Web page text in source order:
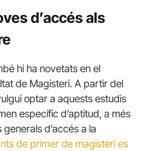
d’accés als
hi ha novetats en el
de Magisteri. A partir del
optar a aquests estudis
específic d’aptitud, a més
d’accés a la
de primer de magisteri es